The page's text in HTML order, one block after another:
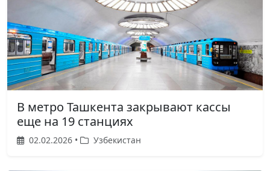
В метро Ташкента закрывают кассы
еще на 19 станциях
02.02.2026 • Узбекистан